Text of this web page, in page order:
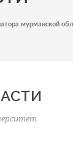
мурманской